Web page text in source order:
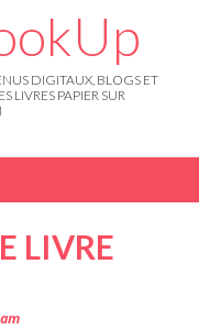
DIGITAUX, BLOGS ET
LIVRES PAPIER SUR
LIVRE